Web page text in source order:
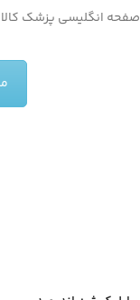
صفحه انگلیسی پزشک